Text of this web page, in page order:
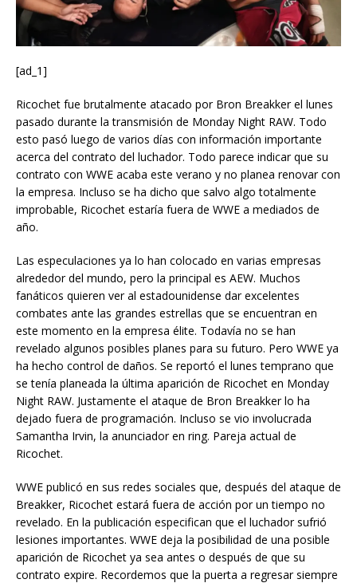
[ad_1]
Ricochet fue brutalmente atacado por Bron Breakker el lunes
pasado durante la transmisión de Monday Night RAW. Todo
esto pasó luego de varios días con información importante
acerca del contrato del luchador. Todo parece indicar que su
contrato con WWE acaba este verano y no planea renovar con
la empresa. Incluso se ha dicho que salvo algo totalmente
improbable, Ricochet estaría fuera de WWE a mediados de
año.
Las especulaciones ya lo han colocado en varias empresas
alrededor del mundo, pero la principal es AEW. Muchos
fanáticos quieren ver al estadounidense dar excelentes
combates ante las grandes estrellas que se encuentran en
este momento en la empresa élite. Todavía no se han
revelado algunos posibles planes para su futuro. Pero WWE ya
ha hecho control de daños. Se reportó el lunes temprano que
se tenía planeada la última aparición de Ricochet en Monday
Night RAW. Justamente el ataque de Bron Breakker lo ha
dejado fuera de programación. Incluso se vio involucrada
Samantha Irvin, la anunciador en ring. Pareja actual de
Ricochet.
WWE publicó en sus redes sociales que, después del ataque de
Breakker, Ricochet estará fuera de acción por un tiempo no
revelado. En la publicación especifican que el luchador sufrió
lesiones importantes. WWE deja la posibilidad de una posible
aparición de Ricochet ya sea antes o después de que su
contrato expire. Recordemos que la puerta a regresar siempre